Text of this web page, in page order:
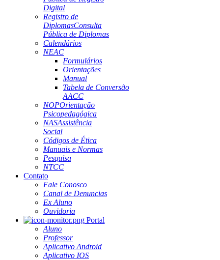
Digital
Registro de
DiplomasConsulta
Pública de Diplomas
Calendários
NEAC
Formulários
Orientações
Manual
Tabela de Conversão
AACC
NOPOrientação
Psicopedagógica
NASAssistência
Social
Códigos de Ética
Manuais e Normas
Pesquisa
NTCC
Contato
Fale Conosco
Canal de Denuncias
Ex Aluno
Ouvidoria
Portal
Aluno
Professor
Aplicativo Android
Aplicativo IOS